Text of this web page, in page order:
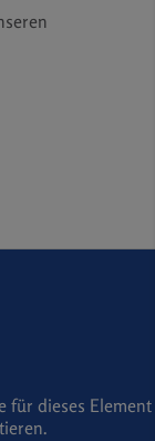
für dieses Element